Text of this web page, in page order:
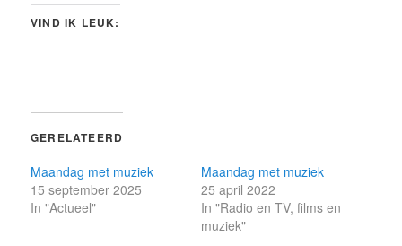
VIND IK LEUK:
GERELATEERD
Maandag met muziek
15 september 2025
In "Actueel"
Maandag met muziek
25 april 2022
In "Radio en TV, films en
muziek"